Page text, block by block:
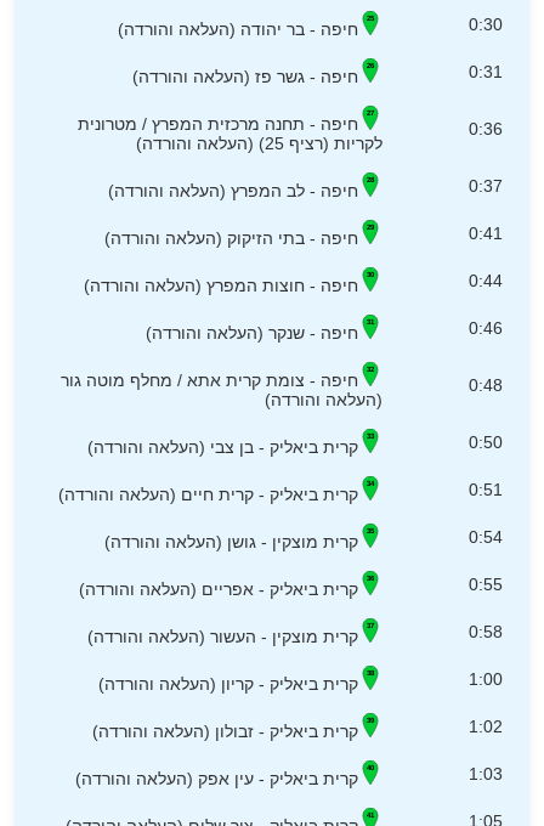
0:30 חיפה - בר יהודה (העלאה והורדה)
0:31 חיפה - גשר פז (העלאה והורדה)
0:36
חיפה - תחנה מרכזית המפרץ / מטרונית
לקריות (רציף 25) (העלאה והורדה)
0:37 חיפה - לב המפרץ (העלאה והורדה)
0:41 חיפה - בתי הזיקוק (העלאה והורדה)
0:44 חיפה - חוצות המפרץ (העלאה והורדה)
0:46 חיפה - שנקר (העלאה והורדה)
0:48
חיפה - צומת קרית אתא / מחלף מוטה גור
(העלאה והורדה)
0:50 קרית ביאליק - בן צבי (העלאה והורדה)
0:51 קרית ביאליק - קרית חיים (העלאה והורדה)
0:54 קרית מוצקין - גושן (העלאה והורדה)
0:55 קרית ביאליק - אפריים (העלאה והורדה)
0:58 קרית מוצקין - העשור (העלאה והורדה)
1:00 קרית ביאליק - קריון (העלאה והורדה)
1:02 קרית ביאליק - זבולון (העלאה והורדה)
1:03 קרית ביאליק - עין אפק (העלאה והורדה)
1:05